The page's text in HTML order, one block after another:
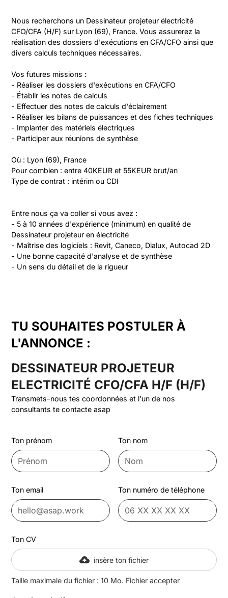
Nous recherchons un Dessinateur projeteur électricité
CFO/CFA (H/F) sur Lyon (69), France. Vous assurerez la
réalisation des dossiers d'exécutions en CFA/CFO ainsi que
divers calculs techniques nécessaires.
Vos futures missions :
- Réaliser les dossiers d'exécutions en CFA/CFO
- Établir les notes de calculs
- Effectuer des notes de calculs d'éclairement
- Réaliser les bilans de puissances et des fiches techniques
- Implanter des matériels électriques
- Participer aux réunions de synthèse
Où : Lyon (69), France
Pour combien : entre 40KEUR et 55KEUR brut/an
Type de contrat : intérim ou CDI
Entre nous ça va coller si vous avez :
- 5 à 10 années d'expérience (minimum) en qualité de
Dessinateur projeteur en électricité
- Maîtrise des logiciels : Revit, Caneco, Dialux, Autocad 2D
- Une bonne capacité d'analyse et de synthèse
- Un sens du détail et de la rigueur
TU SOUHAITES POSTULER À
L'ANNONCE :
DESSINATEUR PROJETEUR
ELECTRICITÉ CFO/CFA H/F (H/F)
Transmets-nous tes coordonnées et l'un de nos
consultants te contacte asap
Ton prénom Ton nom
Ton email Ton numéro de téléphone
Ton CV
insère ton fichier
Taille maximale du fichier : 10 Mo. Fichier accepter